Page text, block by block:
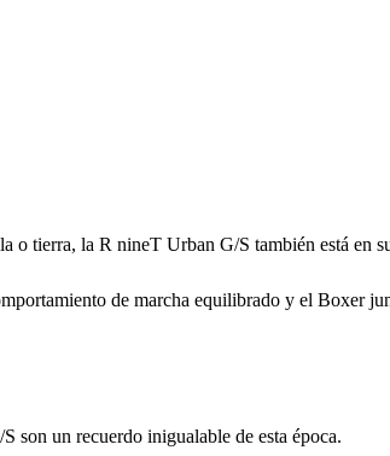
tierra, la R nineT Urban G/S también está en
de marcha equilibrado y el Boxer
son un recuerdo inigualable de esta época.